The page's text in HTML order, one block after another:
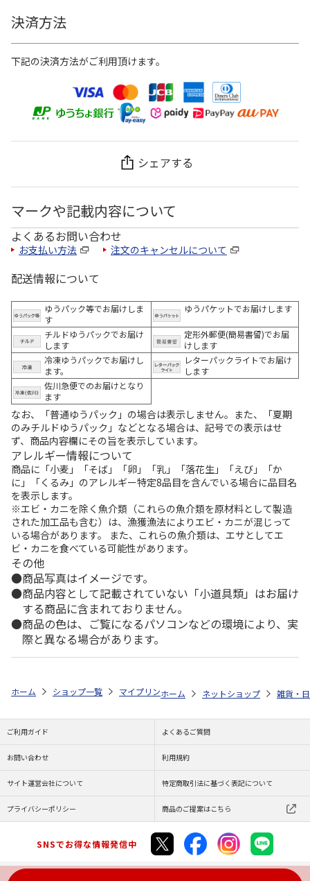
決済方法
下記の決済方法がご利用頂けます。
シェアする
マークや記載内容について
よくあるお問い合わせ
お支払い方法 注文のキャンセルについて
配送情報について
ゆうパック等でお届けしま
す
ゆうパケットでお届けします
チルドゆうパックでお届け
します
定形外郵便(簡易書留)でお届
けします
冷凍ゆうパックでお届けし
ます。
レターパックライトでお届け
します
佐川急便でのお届けとなり
ます
なお、「普通ゆうパック」の場合は表示しません。また、「夏期
のみチルドゆうパック」などとなる場合は、記号での表示はせ
ず、商品内容欄にその旨を表示しています。
アレルギー情報について
商品に「小麦」「そば」「卵」「乳」「落花生」「えび」「か
に」「くるみ」のアレルギー特定8品目を含んでいる場合に品目名
を表示します。
※エビ・カニを除く魚介類（これらの魚介類を原材料として製造
された加工品も含む）は、漁獲漁法によりエビ・カニが混じって
いる場合があります。 また、これらの魚介類は、エサとしてエ
ビ・カニを食べている可能性があります。
その他
商品写真はイメージです。
商品内容として記載されていない「小道具類」はお届け
する商品に含まれておりません。
商品の色は、ご覧になるパソコンなどの環境により、実
際と異なる場合があります。
ホーム ショップ一覧 マイプリント カーステッカー【ポメプー
ホーム ネットショップ 雑貨・
ご利用ガイド よくあるご質問
お問い合わせ 利用規約
サイト運営会社について 特定商取引法に基づく表記について
プライバシーポリシー 商品のご提案はこちら
SNSでお得な情報発信中